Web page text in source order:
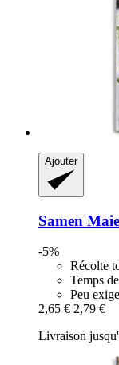
Ajouter
Samen
-5%
Récolte
Temps
Peu
2,65 € 2,79 €
Livraison